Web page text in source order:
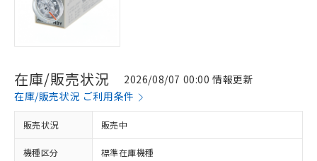
在庫/販売状況
2026/08/07 00:00 情報更新
在庫/販売状況 ご利用条件
販売状況 販売中
機種区分 標準在庫機種